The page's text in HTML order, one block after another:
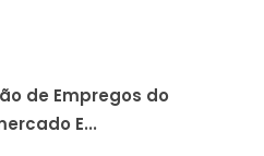
de Empregos do
E...